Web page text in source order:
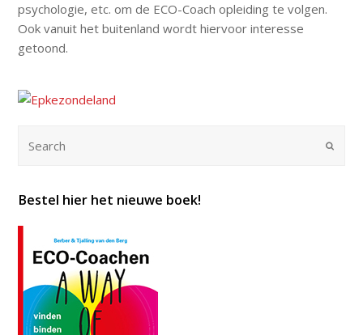
psychologie, etc. om de ECO-Coach opleiding te volgen.
Ook vanuit het buitenland wordt hiervoor interesse
getoond.
Submit
Bestel hier het nieuwe boek!